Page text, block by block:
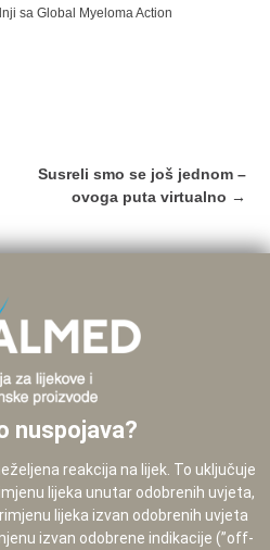
sa Global Myeloma Action
Susreli smo se još jednom –
ovoga puta virtualno →
nuspojava?
reakcija na lijek. To uključuje
lijeka unutar odobrenih uvjeta,
lijeka izvan odobrenih uvjeta
izvan odobrene indikacije (”off-